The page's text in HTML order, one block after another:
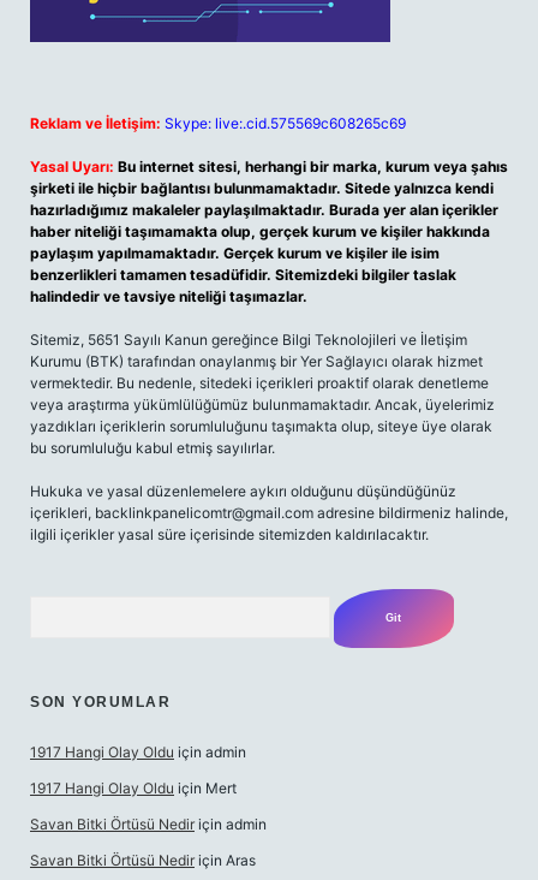
Reklam ve İletişim: Skype: live:.cid.575569c608265c69
Yasal Uyarı: Bu internet sitesi, herhangi bir marka, kurum veya şahıs
şirketi ile hiçbir bağlantısı bulunmamaktadır. Sitede yalnızca kendi
hazırladığımız makaleler paylaşılmaktadır. Burada yer alan içerikler
haber niteliği taşımamakta olup, gerçek kurum ve kişiler hakkında
paylaşım yapılmamaktadır. Gerçek kurum ve kişiler ile isim
benzerlikleri tamamen tesadüfidir. Sitemizdeki bilgiler taslak
halindedir ve tavsiye niteliği taşımazlar.
Sitemiz, 5651 Sayılı Kanun gereğince Bilgi Teknolojileri ve İletişim
Kurumu (BTK) tarafından onaylanmış bir Yer Sağlayıcı olarak hizmet
vermektedir. Bu nedenle, sitedeki içerikleri proaktif olarak denetleme
veya araştırma yükümlülüğümüz bulunmamaktadır. Ancak, üyelerimiz
yazdıkları içeriklerin sorumluluğunu taşımakta olup, siteye üye olarak
bu sorumluluğu kabul etmiş sayılırlar.
Hukuka ve yasal düzenlemelere aykırı olduğunu düşündüğünüz
içerikleri, backlinkpanelicomtr@gmail.com adresine bildirmeniz halinde,
ilgili içerikler yasal süre içerisinde sitemizden kaldırılacaktır.
SON YORUMLAR
1917 Hangi Olay Oldu için admin
1917 Hangi Olay Oldu için Mert
Savan Bitki Örtüsü Nedir için admin
Savan Bitki Örtüsü Nedir için Aras